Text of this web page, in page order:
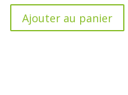
Ajouter au panier